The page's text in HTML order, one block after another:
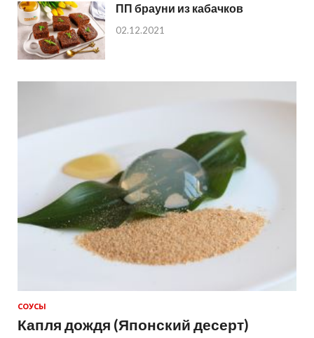
ПП брауни из кабачков
02.12.2021
СОУСЫ
Капля дождя (Японский десерт)